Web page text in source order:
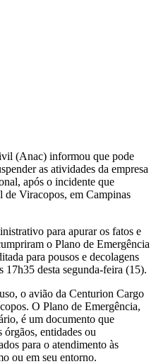
(Anac) informou que pode
as atividades da empresa
após o incidente que
Viracopos, em Campinas
para apurar os fatos e
o Plano de Emergência
para pousos e decolagens
17h35 desta segunda-feira (15).
o avião da Centurion Cargo
O Plano de Emergência,
é um documento que
órgãos, entidades ou
para o atendimento às
ou em seu entorno.